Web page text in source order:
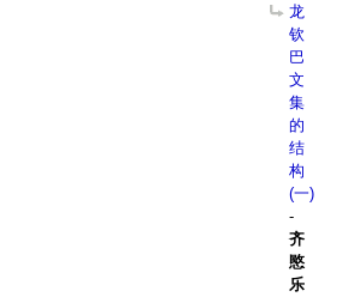
龙
钦
巴
文
集
的
结
构
(一)
-
齐
愍
乐